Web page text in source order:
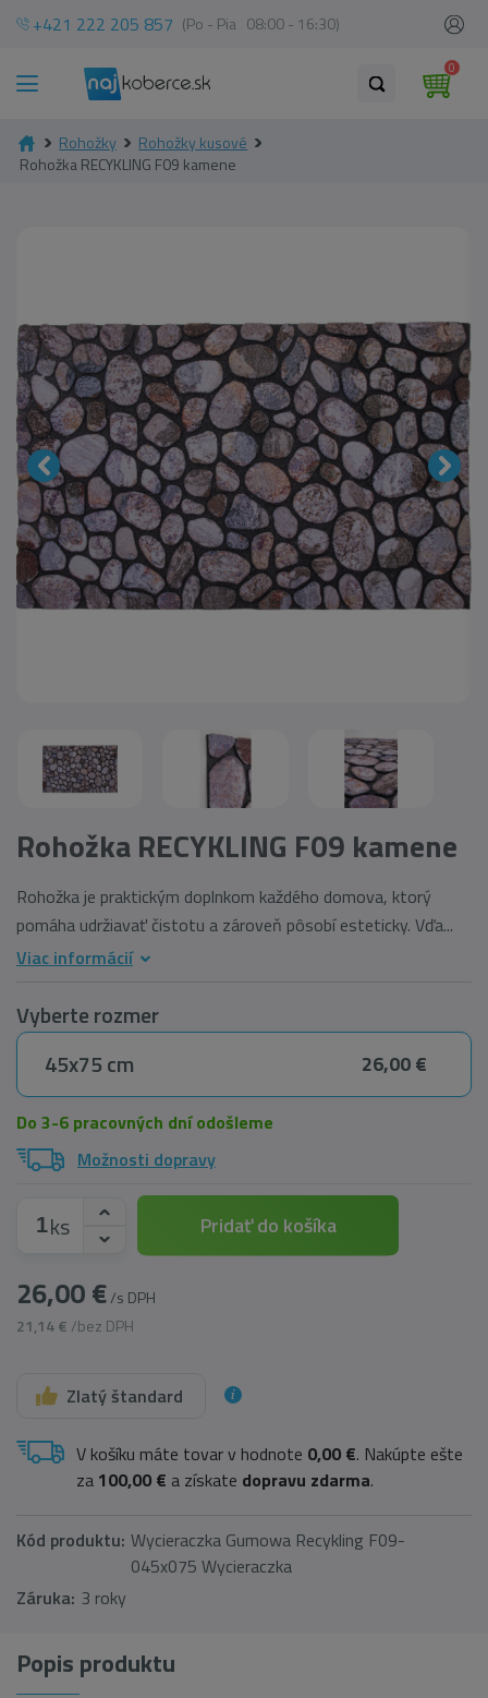
+421 222 205 857 (Po - Pia 08:00 - 16:30)
0
Rohožky
Rohožky kusové
Rohožka RECYKLING F09 kamene
Rohožka RECYKLING F09 kamene
Rohožka je praktickým doplnkom každého domova, ktorý
pomáha udržiavať čistotu a zároveň pôsobí esteticky. Vďa...
Viac informácií
Vyberte rozmer
45x75 cm
26,00 €
Do 3-6 pracovných dní odošleme
Možnosti dopravy
ks
26,00 €/s DPH
21,14 € /bez DPH
Pridať do košíka
Zlatý štandard
V košíku máte tovar v hodnote 0,00 €. Nakúpte ešte
za 100,00 € a získate dopravu zdarma.
Kód produktu: Wycieraczka Gumowa Recykling F09-
045x075 Wycieraczka
Záruka: 3 roky
Popis produktu